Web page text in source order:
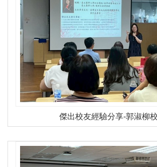
傑出校友經驗分享-郭淑柳